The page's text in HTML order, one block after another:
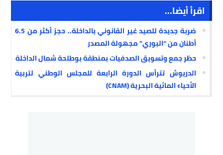
اقرأ أيضا...
ضربة جديدة للصيد غير القانوني بالداخلة.. حجز أكثر من 6.5
أطنان من “البوري” مجهولة المصدر
حظر جمع وتسويق الصدفيات بمنطقة بوطلحة شمال الداخلة
الدريوش تترأس الدورة الرابعة للمجلس الوطني لتربية
الأحياء المائية البحرية (CNAM)